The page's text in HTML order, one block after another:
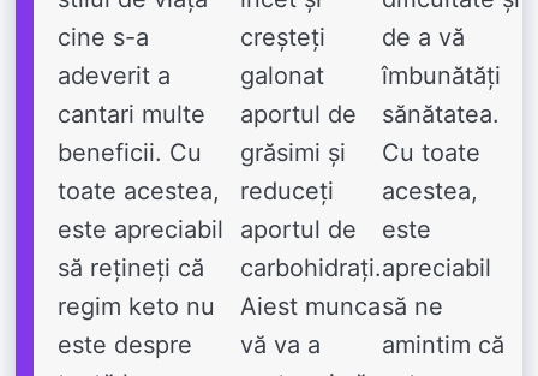
cine s-a
adeverit a
cantari multe
beneficii. Cu
toate acestea,
este apreciabil
să rețineți că
regim keto nu
este despre
creșteți
galonat
aportul de
grăsimi și
reduceți
aportul de
carbohidrați.
Aiest munca
vă va a
de a vă
îmbunătăți
sănătatea.
Cu toate
acestea,
este
apreciabil
să ne
amintim că